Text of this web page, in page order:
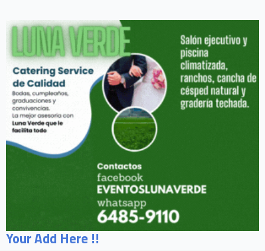
Your Add Here !!